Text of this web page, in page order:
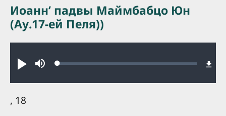
Play MuteLoaded:
Иоаннʼ падвы Маймбабцо Юн
(Ау.17-ей Пеля))
, 18